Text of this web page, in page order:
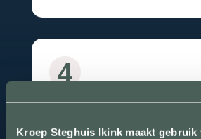
Kroep Steghuis Ikink maakt gebruik
4
Een
kan een stap